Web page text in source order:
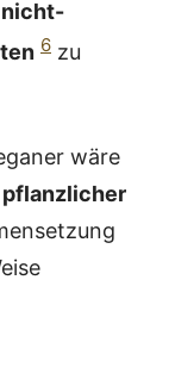
nicht-
6 zu
wäre
pflanzlicher